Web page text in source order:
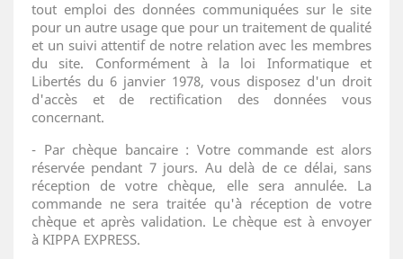
tout emploi des données communiquées sur le site
pour un autre usage que pour un traitement de qualité
et un suivi attentif de notre relation avec les membres
du site. Conformément à la loi Informatique et
Libertés du 6 janvier 1978, vous disposez d'un droit
d'accès et de rectification des données vous
concernant.
- Par chèque bancaire : Votre commande est alors
réservée pendant 7 jours. Au delà de ce délai, sans
réception de votre chèque, elle sera annulée. La
commande ne sera traitée qu'à réception de votre
chèque et après validation. Le chèque est à envoyer
à KIPPA EXPRESS.